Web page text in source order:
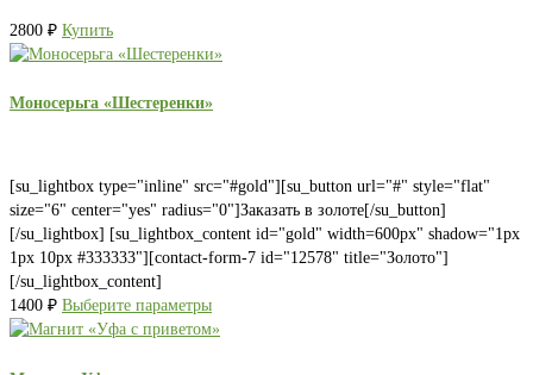
2800 ₽ Купить
Моносерьга «Шестеренки»
[su_lightbox type="inline" src="#gold"][su_button url="#" style="flat"
size="6" center="yes" radius="0"]Заказать в золоте[/su_button]
[/su_lightbox] [su_lightbox_content id="gold" width=600px" shadow="1px
1px 10px #333333"][contact-form-7 id="12578" title="Золото"]
[/su_lightbox_content]
1400 ₽ Выберите параметры